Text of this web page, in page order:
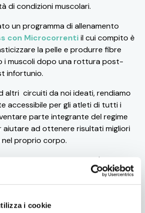
i cookie
di condizioni muscolari.
un programma di allenamento
con Microcorrentiil cui compito è
la pelle e produrre fibre
i muscoli dopo una rottura post-
infortunio.
altri circuiti da noi ideati, rendiamo
accessibile per gli atleti di tutti i
parte integrante del regime
aiutare ad ottenere risultati migliori
nel proprio corpo.
i centri Iperhuman più vicini
” e inizia il tuo